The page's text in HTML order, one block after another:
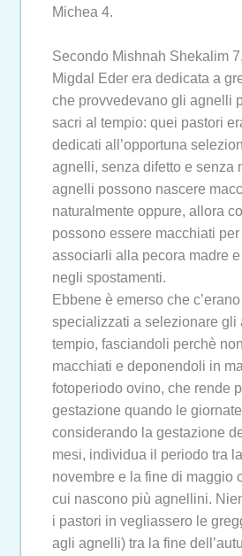
Michea 4.
Secondo Mishnah Shekalim
Migdal Eder era dedicata a
che provvedevano gli agnelli
sacri al tempio: quei pastori
dedicati all’opportuna
agnelli, senza difetto e senza
agnelli possono nascere
naturalmente oppure, allora
possono essere macchiati
associarli alla pecora madre
negli spostamenti.
Ebbene è emerso che
specializzati a selezionare gli
tempio, fasciandoli perchè
macchiati e deponendoli in
fotoperiodo ovino, che rende
gestazione quando le
considerando la gestazione
mesi, individua il periodo tra
novembre e la fine di maggio
cui nascono più agnellini.
i pastori in vegliassero le
agli agnelli) tra la fine